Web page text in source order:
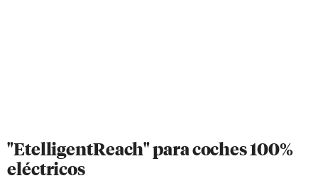
"EtelligentReach" para coches 100%
eléctricos